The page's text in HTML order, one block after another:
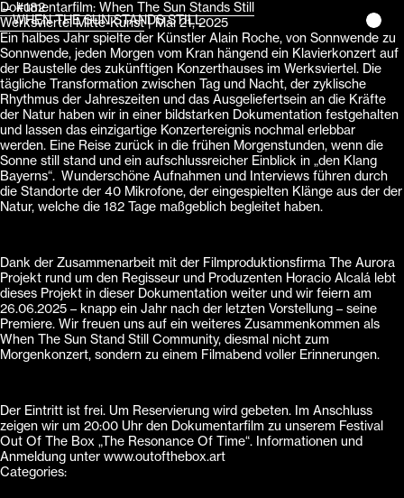
WHEN THE SUN STANDS STILL
Dokumentarfilm: When The Sun Stands Still
Werksviertel Mitte-Kunst |Mai 21, 2025
Ein halbes Jahr spielte der Künstler Alain Roche, von Sonnwende zu
Sonnwende, jeden Morgen vom Kran hängend ein Klavierkonzert auf
der Baustelle des zukünftigen Konzerthauses im Werksviertel. Die
tägliche Transformation zwischen Tag und Nacht, der zyklische
Rhythmus der Jahreszeiten und das Ausgeliefertsein an die Kräfte
der Natur haben wir in einer bildstarken Dokumentation festgehalten
und lassen das einzigartige Konzertereignis nochmal erlebbar
werden. Eine Reise zurück in die frühen Morgenstunden, wenn die
Sonne still stand und ein aufschlussreicher Einblick in „den Klang
Bayerns“. Wunderschöne Aufnahmen und Interviews führen durch
die Standorte der 40 Mikrofone, der eingespielten Klänge aus der der
Natur, welche die 182 Tage maßgeblich begleitet haben.
Dank der Zusammenarbeit mit der Filmproduktionsfirma The Aurora
Projekt rund um den Regisseur und Produzenten Horacio Alcalá lebt
dieses Projekt in dieser Dokumentation weiter und wir feiern am
26.06.2025 – knapp ein Jahr nach der letzten Vorstellung – seine
Premiere. Wir freuen uns auf ein weiteres Zusammenkommen als
When The Sun Stand Still Community, diesmal nicht zum
Morgenkonzert, sondern zu einem Filmabend voller Erinnerungen.
Der Eintritt ist frei. Um Reservierung wird gebeten. Im Anschluss
zeigen wir um 20:00 Uhr den Dokumentarfilm zu unserem Festival
Out Of The Box „The Resonance Of Time“. Informationen und
Anmeldung unter www.outofthebox.art
Categories:
Beitragsnavigation
←#182